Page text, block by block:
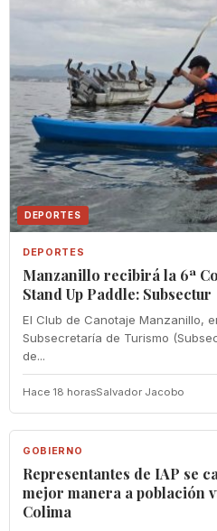
DEPORTES
DEPORTES
Manzanillo recibirá la 6ª
Stand Up Paddle: Subsectur
El Club de Canotaje Manzanillo,
Subsecretaría de Turismo
de...
Hace 18 horasSalvador Jacobo
GOBIERNO
GOBIERNO
Representantes de IAP se
mejor manera a población
Colima